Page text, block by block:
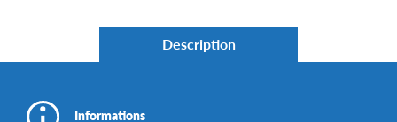
Description
Informations